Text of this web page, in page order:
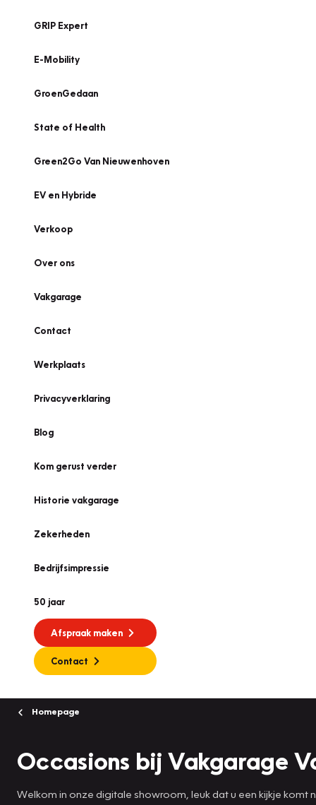
GRIP Expert
E-Mobility
GroenGedaan
State of Health
Green2Go Van Nieuwenhoven
EV en Hybride
Verkoop
Over ons
Vakgarage
Contact
Werkplaats
Privacyverklaring
Blog
Kom gerust verder
Historie vakgarage
Zekerheden
Bedrijfsimpressie
50 jaar
Afspraak maken
Contact
Homepage
Occasions bij Vakgarage
Welkom in onze digitale showroom, leuk dat u een kijkje komt